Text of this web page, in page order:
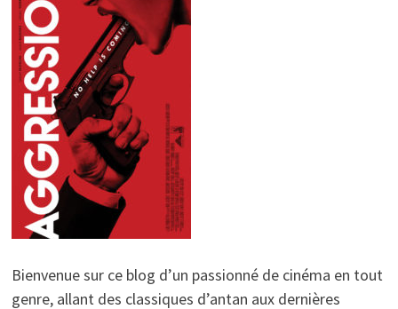
Bienvenue sur ce blog d’un passionné de cinéma en tout
genre, allant des classiques d’antan aux dernières